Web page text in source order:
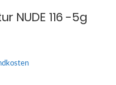
NUDE 116 -5g